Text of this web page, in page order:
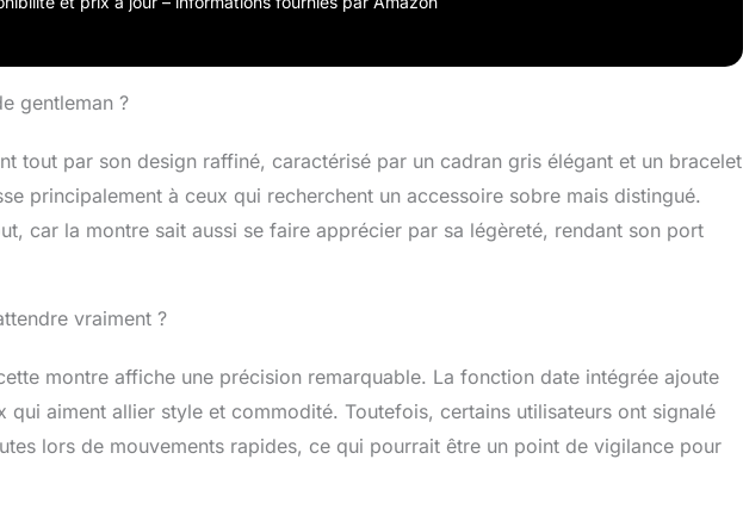
aux activités quotidiennes, cette montre chronographe BOSS offre une
qu’elle n’est pas adaptée à la plongée sous-marine, garantissant des
performances durables pour votre style de vie actif.
gentleman ?
tout par son design raffiné, caractérisé par un cadran gris élégant et un bracelet
principalement à ceux qui recherchent un accessoire sobre mais distingué.
car la montre sait aussi se faire apprécier par sa légèreté, rendant son port
vraiment ?
montre affiche une précision remarquable. La fonction date intégrée ajoute
aiment allier style et commodité. Toutefois, certains utilisateurs ont signalé
lors de mouvements rapides, ce qui pourrait être un point de vigilance pour